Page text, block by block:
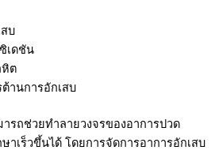
บ
เดชัน
หิต
านการอักเสบ
รถช่วยทำลายวงจรของอาการปวด
ษาเร็วขึ้นได้ โดยการจัดการอาการอักเสบ